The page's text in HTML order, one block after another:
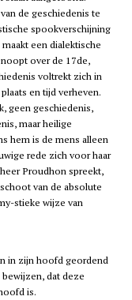
de geschiedenis te
spookverschijning
een dialektische
over de 17de,
voltrekt zich in
en tijd verheven.
geen geschiedenis,
maar heilige
hem is de mens alleen
rede zich voor haar
Proudhon spreekt,
van de absolute
stieke wijze van
in zijn hoofd geordend
dat deze
is.